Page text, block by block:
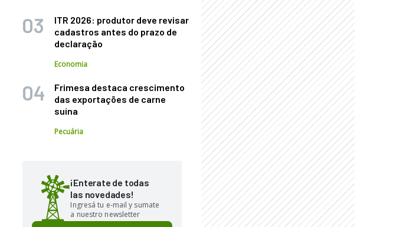
ITR 2026: produtor deve revisar
cadastros antes do prazo de
declaração
Economia
Frimesa destaca crescimento
das exportações de carne
suína
Pecuária
¡Enterate de todas
las novedades!
Ingresá tu e-mail y sumate
a nuestro newsletter